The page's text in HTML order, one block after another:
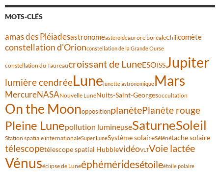
MOTS-CLÉS
amas des Pléiadesastronomeastéroïdeaurore boréaleChilicomète
constellation d'Orionconstellation de la Grande Ourse
constellation du Taureaucroissant de LuneESOISSJupiter
lumière cendréeLune lunette astronomiqueMars
MercureNASANouvelle LuneNuits-Saint-Georgesoccultation
On the MoonoppositionplanètePlanète rouge
Pleine Lunepollution lumineuseSaturneSoleil
Station spatiale internationaleSuper LuneSystème solaireSélénétache solaire
télescopetélescope spatial HubblevidéoVLTVoie lactée
Vénuséclipse de Luneéphéméridesétoileétoile polaire